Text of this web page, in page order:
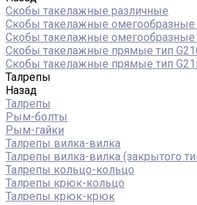
Скобы такелажные различные
Скобы такелажные омегообразные
Скобы такелажные омегообразные
Скобы такелажные прямые тип
Скобы такелажные прямые тип
Талрепы
Назад
Талрепы
Рым-болты
Рым-гайки
Талрепы вилка-вилка
Талрепы вилка-вилка (закрытого
Талрепы кольцо-кольцо
Талрепы крюк-кольцо
Талрепы крюк-крюк